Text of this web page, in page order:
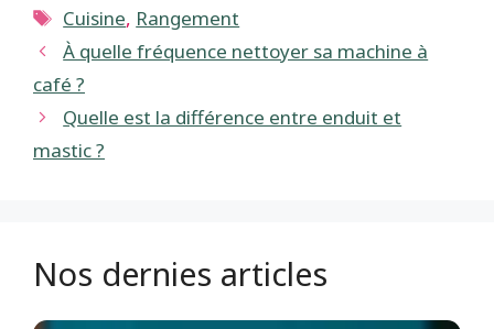
Étiquettes
Cuisine, Rangement
À quelle fréquence nettoyer sa machine à
café ?
Quelle est la différence entre enduit et
mastic ?
Nos dernies articles